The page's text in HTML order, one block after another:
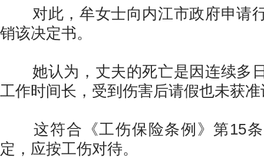
对此，牟女士向内江市政府申请
销该决定书。
她认为，丈夫的死亡是因连续多
工作时间长，受到伤害后请假也未获准
这符合《工伤保险条例》第15条
定，应按工伤对待。